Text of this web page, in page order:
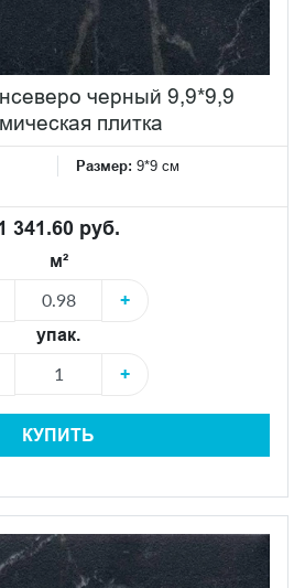
черный 9,9*9,9
плитка
Размер: 9*9 см
341.60 руб.
м²
+
упак.
+
КУПИТЬ